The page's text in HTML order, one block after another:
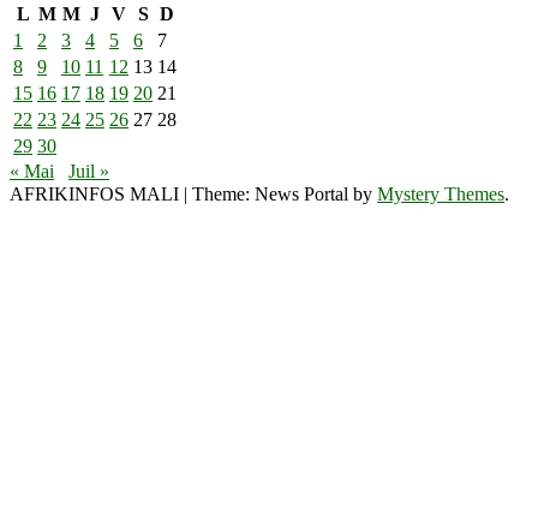
L M M J V S D
1
2 3 4 5 6
7
8
9 10 11 12 13 14
15 16 17 18 19 20 21
22 23 24 25 26 27 28
29 30
« Mai
Juil »
AFRIKINFOS MALI | Theme: News Portal by Mystery Themes.